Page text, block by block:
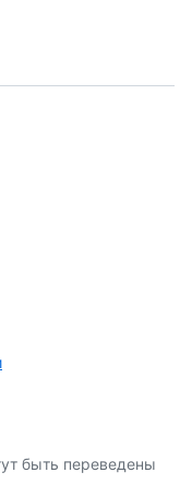
быть переведены